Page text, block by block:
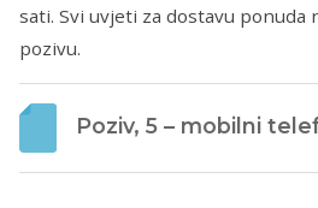
sati. Svi uvjeti za dostavu ponuda
pozivu.
Poziv, 5 – mobilni